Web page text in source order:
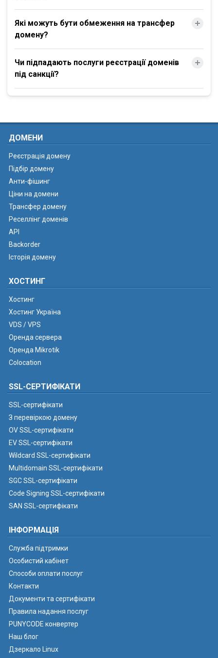
Які можуть бути обмеження на трансфер
домену?
Чи підпадають послуги реєстрації доменів
під санкції?
ДОМЕНИ
Реєстрація домену
Підбір домену
Анти-фішинг
Ціни на домени
Трансфер домену
Реселлінг доменів
API
Backorder
Історія домену
ХОСТИНГ
Хостинг
Хостинг Україна
VDS / VPS
Оренда сервера
Оренда Mikrotik
Colocation
SSL-СЕРТИФІКАТИ
SSL-сертифікати
З перевіркою домену
OV SSL-сертифікати
EV SSL-сертифікати
Wildcard SSL-сертифікати
Multidomain SSL-сертифікати
SGC SSL-сертифікати
Code Signing SSL-сертифікати
SAN SSL-сертифікати
ІНФОРМАЦІЯ
Служба підтримки
Особистий кабінет
Способи оплати послуг
Контакти
Документи та сертифікати
Правила надання послуг
PUNYCODE конвертер
Наш блог
Дзеркало Linux